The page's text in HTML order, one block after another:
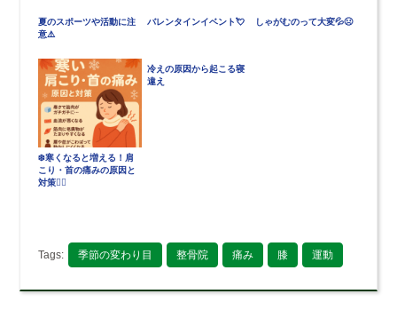
夏のスポーツや活動に注
意⚠️
バレンタインイベント💘 しゃがむのって大変💦😣
❄️寒くなると増える！肩
こり・首の痛みの原因と
対策💆‍♀️
冷えの原因から起こる寝
違え
Tags: 季節の変わり目 整骨院 痛み 膝 運動